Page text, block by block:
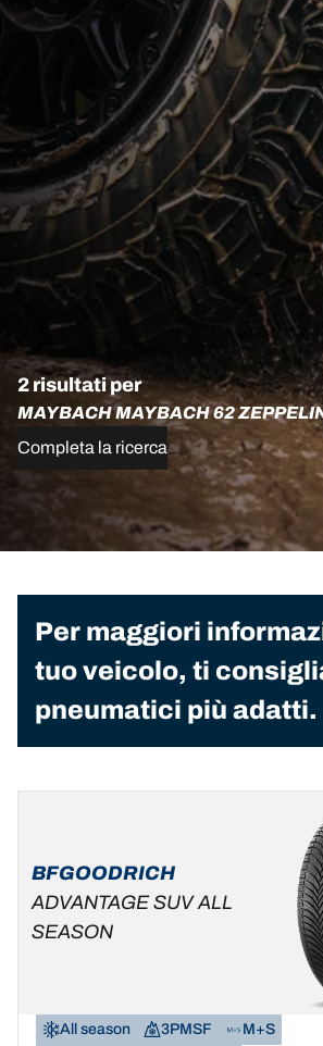
2 risultati per
MAYBACH MAYBACH 62
Completa la ricerca
Per maggiori
tuo veicolo, ti
pneumatici più adatti.
BFGOODRICH
ADVANTAGE SUV ALL
SEASON
All season 3PMSF
M+S